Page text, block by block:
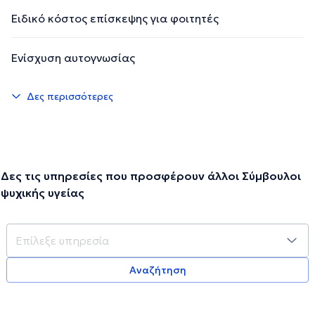
Ειδικό κόστος επίσκεψης για φοιτητές
Ενίσχυση αυτογνωσίας
Δες περισσότερες
Δες τις υπηρεσίες που προσφέρουν άλλοι Σύμβουλοι
ψυχικής υγείας
Αναζήτηση